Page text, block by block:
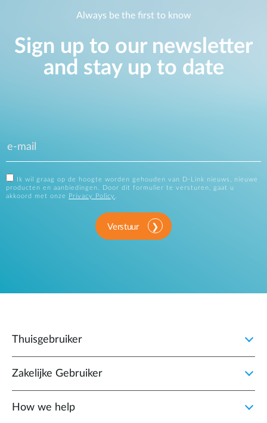
Always be the first to know
Sign up to our newsletter
and stay up to date
Ik wil graag op de hoogte worden gehouden van D-Link nieuws, nieuwe
producten en aanbiedingen. Door dit formulier te versturen, gaat u
akkoord met onze
Privacy Policy .
Verstuur
Thuisgebruiker
Zakelijke Gebruiker
How we help